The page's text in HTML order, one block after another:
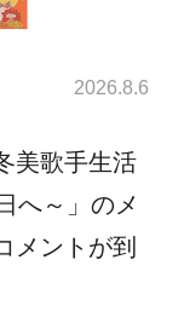
2026.8.6
美歌手生活
へ～」のメ
メントが到